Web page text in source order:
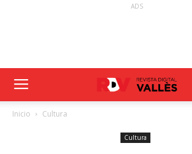
ADS
Inicio Cultura
Cultura